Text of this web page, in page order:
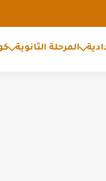
المرحلة الثانوية